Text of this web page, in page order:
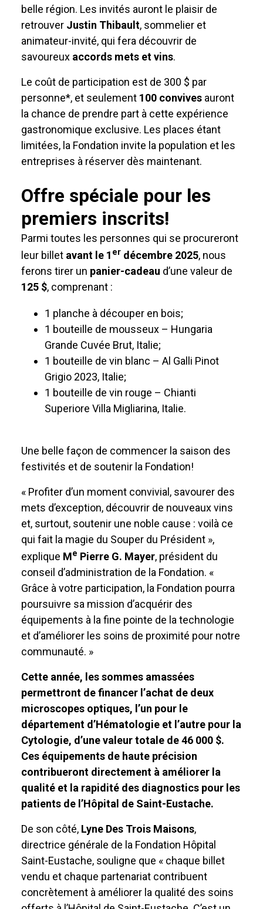
belle région. Les invités auront le plaisir de
retrouver Justin Thibault, sommelier et
animateur-invité, qui fera découvrir de
savoureux accords mets et vins.
Le coût de participation est de 300 $ par
personne*, et seulement 100 convives auront
la chance de prendre part à cette expérience
gastronomique exclusive. Les places étant
limitées, la Fondation invite la population et les
entreprises à réserver dès maintenant.
Offre spéciale pour les
premiers inscrits!
Parmi toutes les personnes qui se procureront
leur billet avant le 1 er décembre 2025, nous
ferons tirer un panier-cadeau d’une valeur de
125 $, comprenant :
1 planche à découper en bois;
1 bouteille de mousseux – Hungaria
Grande Cuvée Brut, Italie;
1 bouteille de vin blanc – Al Galli Pinot
Grigio 2023, Italie;
1 bouteille de vin rouge – Chianti
Superiore Villa Migliarina, Italie.
Une belle façon de commencer la saison des
festivités et de soutenir la Fondation!
« Profiter d’un moment convivial, savourer des
mets d’exception, découvrir de nouveaux vins
et, surtout, soutenir une noble cause : voilà ce
qui fait la magie du Souper du Président »,
explique Me Pierre G. Mayer, président du
conseil d’administration de la Fondation. «
Grâce à votre participation, la Fondation pourra
poursuivre sa mission d’acquérir des
équipements à la fine pointe de la technologie
et d’améliorer les soins de proximité pour notre
communauté. »
Cette année, les sommes amassées
permettront de financer l’achat de deux
microscopes optiques, l’un pour le
département d’Hématologie et l’autre pour la
Cytologie, d’une valeur totale de 46 000 $.
Ces équipements de haute précision
contribueront directement à améliorer la
qualité et la rapidité des diagnostics pour les
patients de l’Hôpital de Saint-Eustache.
De son côté, Lyne Des Trois Maisons,
directrice générale de la Fondation Hôpital
Saint-Eustache, souligne que « chaque billet
vendu et chaque partenariat contribuent
concrètement à améliorer la qualité des soins